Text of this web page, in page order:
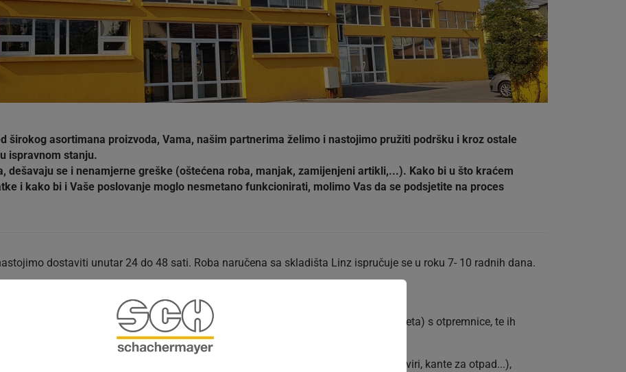
širokog asortimana proizvoda, Vama, našim partnerima želimo i nastojimo pružiti podršku i kroz ostale
ispravnom stanju.
dešavaju se i nenamjerne greške (oštećena roba, manjak, zamijenjeni artikli,...). Kako bi u što kraćem
i kako bi i Vaše poslovanje moglo nesmetano funkcionirati, molimo Vas da se podsjetite na proces
dostaviti unutar 24 do 48 sati. Roba naručena sa skladišta Linz ispručuje se u roku 7- 10 radnih dana.
obavezno provjerite broj, odnosno količinu koleta (paketa, bunteva ili paleta) s otpremnice, te ih
robe od prevozničke firme, posebno osjetljive robe (sudoperi, aluminijski okviri, kante za otpad...),